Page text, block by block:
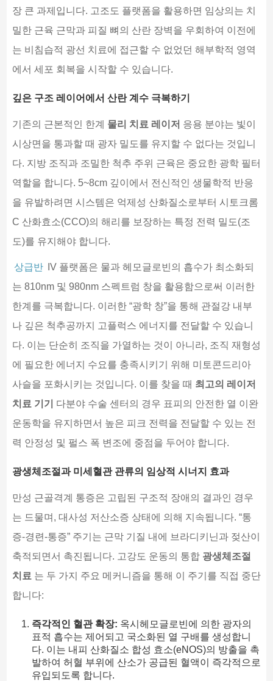
장 큰 과제입니다. 고조도 플랫폼을 활용하면 임상의는 치
밀한 근육 근막과 피질 뼈의 산란 장벽을 우회하여 이전에
는 비침습적 광선 치료에 접근할 수 없었던 해부학적 영역
에서 세포 회복을 시작할 수 있습니다.
깊은 구조 레이어에서 산란 계수 극복하기
기존의 근본적인 한계 물리 치료 레이저 응용 분야는 빛이
시상면을 통과할 때 광자 밀도를 유지할 수 없다는 것입니
다. 지방 조직과 조밀한 척추 주위 근육은 중요한 광학 필터
역할을 합니다. 5~8cm 깊이에서 전신적인 생물학적 반응
을 유발하려면 시스템은 억제성 산화질소로부터 시토크롬
C 산화효소(CCO)의 해리를 보장하는 특정 전력 밀도(조
도)를 유지해야 합니다.
상급반
IV 플랫폼은 물과 헤모글로빈의 흡수가 최소화되
는 810nm 및 980nm 스펙트럼 창을 활용함으로써 이러한
한계를 극복합니다. 이러한 “광학 창”을 통해 관절강 내부
나 깊은 척추공까지 고플럭스 에너지를 전달할 수 있습니
다. 이는 단순히 조직을 가열하는 것이 아니라, 조직 재형성
에 필요한 에너지 수요를 충족시키기 위해 미토콘드리아
사슬을 포화시키는 것입니다. 이를 찾을 때 최고의 레이저
치료 기기
다분야 수술 센터의 경우 표피의 안전한 열 이완
운동학을 유지하면서 높은 피크 전력을 전달할 수 있는 전
력 안정성 및 펄스 폭 변조에 중점을 두어야 합니다.
광생체조절과 미세혈관 관류의 임상적 시너지 효과
만성 근골격계 통증은 고립된 구조적 장애의 결과인 경우
는 드물며, 대사성 저산소증 상태에 의해 지속됩니다. “통
증-경련-통증” 주기는 근막 기질 내에 브라디키닌과 젖산이
축적되면서 촉진됩니다. 고강도 운동의 통합 광생체조절
치료 는 두 가지 주요 메커니즘을 통해 이 주기를 직접 중단
합니다:
즉각적인 혈관 확장: 옥시헤모글로빈에 의한 광자의
표적 흡수는 제어되고 국소화된 열 구배를 생성합니
다. 이는 내피 산화질소 합성 효소(eNOS)의 방출을 촉
발하여 허혈 부위에 산소가 공급된 혈액이 즉각적으로
유입되도록 합니다.